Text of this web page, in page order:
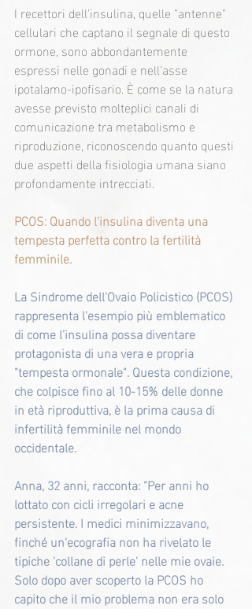
I recettori dell'insulina, quelle "antenne"
cellulari che captano il segnale di questo
ormone, sono abbondantemente
espressi nelle gonadi e nell'asse
ipotalamo-ipofisario. È come se la natura
avesse previsto molteplici canali di
comunicazione tra metabolismo e
riproduzione, riconoscendo quanto questi
due aspetti della fisiologia umana siano
profondamente intrecciati.
PCOS: Quando l'insulina diventa una
tempesta perfetta contro la fertilità
femminile.
La Sindrome dell'Ovaio Policistico (PCOS)
rappresenta l'esempio più emblematico
di come l'insulina possa diventare
protagonista di una vera e propria
"tempesta ormonale". Questa condizione,
che colpisce fino al 10-15% delle donne
in età riproduttiva, è la prima causa di
infertilità femminile nel mondo
occidentale.
Anna, 32 anni, racconta: "Per anni ho
lottato con cicli irregolari e acne
persistente. I medici minimizzavano,
finché un'ecografia non ha rivelato le
tipiche 'collane di perle' nelle mie ovaie.
Solo dopo aver scoperto la PCOS ho
capito che il mio problema non era solo